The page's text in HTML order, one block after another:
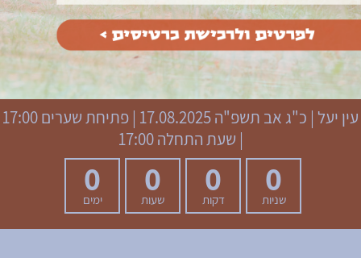
עין יעל | כ"ג אב תשפ"ה
17.08.2025 | פתיחת שערים 17:00
| שעת התחלה 17:00
0
שניות
0
דקות
0
שעות
0
ימים